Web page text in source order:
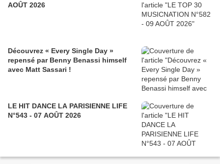
AOÛT 2026
Découvrez « Every Single Day »
repensé par Benny Benassi himself
avec Matt Sassari !
LE HIT DANCE LA PARISIENNE LIFE
N°543 - 07 AOÛT 2026